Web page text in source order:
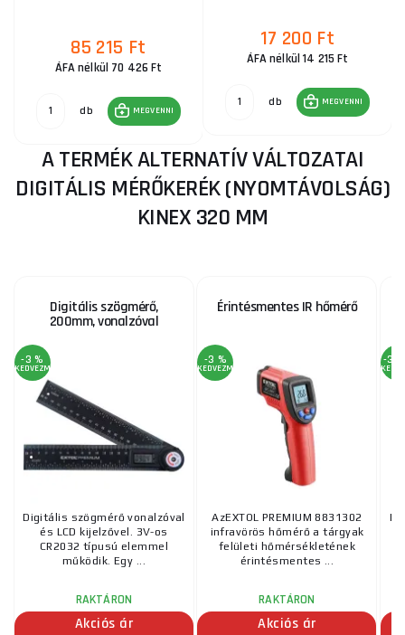
85 215 Ft
ÁFA nélkül 70 426 Ft
db MEGVENNI
17 200 Ft
ÁFA nélkül 14 215 Ft
db MEGVENNI
A TERMÉK ALTERNATÍV VÁLTOZATAI
DIGITÁLIS MÉRŐKERÉK (NYOMTÁVOLSÁG)
KINEX 320 MM
Digitális szögmérő,
200mm, vonalzóval
-3 %
KEDVEZMÉNY
Digitális szögmérő vonalzóval
és LCD kijelzővel. 3V-os
CR2032 típusú elemmel
működik. Egy ...
RAKTÁRON
Akciós ár
Érintésmentes IR hőmérő
-3 %
KEDVEZMÉNY
AzEXTOL PREMIUM 8831302
infravörös hőmérő a tárgyak
felületi hőmérsékletének
érintésmentes ...
RAKTÁRON
Akciós ár
-34